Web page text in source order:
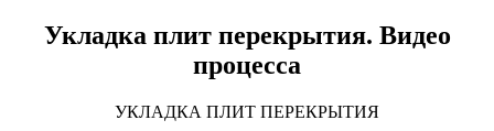
Укладка плит перекрытия. Видео
процесса
УКЛАДКА ПЛИТ ПЕРЕКРЫТИЯ